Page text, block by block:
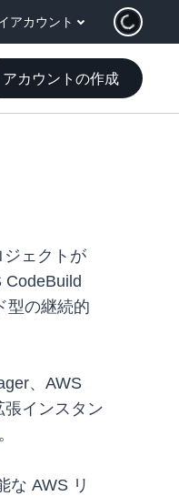
アカウント
アカウントの作成
ェクトが
CodeBuild
型の継続的
、AWS
インスタン
な AWS リ